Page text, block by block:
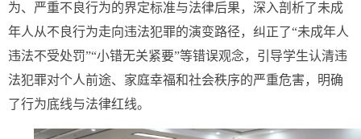
为、严重不良行为的界定标准与法律后果，深入剖析了未成
年人从不良行为走向违法犯罪的演变路径，纠正了“未成年人
违法不受处罚”“小错无关紧要”等错误观念，引导学生认清违
法犯罪对个人前途、家庭幸福和社会秩序的严重危害，明确
了行为底线与法律红线。